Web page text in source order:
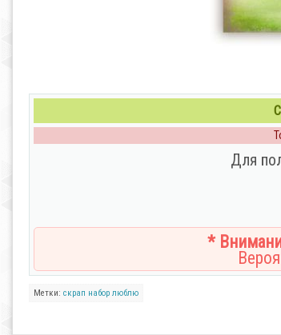
Для
*
Метки: скрап набор люблю